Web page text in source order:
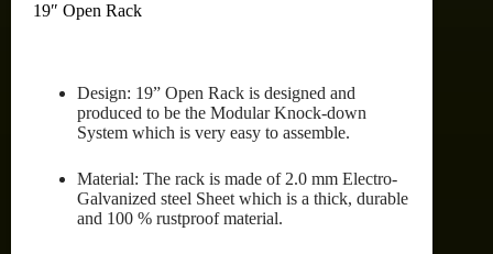
19″ Open Rack
Design: 19” Open Rack is designed and
produced to be the Modular Knock-down
System which is very easy to assemble.
Material: The rack is made of 2.0 mm Electro-
Galvanized steel Sheet which is a thick, durable
and 100 % rustproof material.